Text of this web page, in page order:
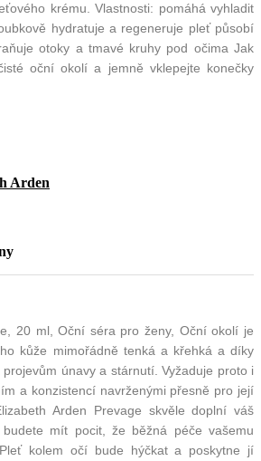
krému. Vlastnosti: pomáhá vyhladit
hydratuje a regeneruje pleť působí
otoky a tmavé kruhy pod očima Jak
oční okolí a jemně vklepejte konečky
Arden
20 ml, Oční séra pro ženy, Oční okolí je
kůže mimořádně tenká a křehká a díky
únavy a stárnutí. Vyžaduje proto i
a konzistencí navrženými přesně pro její
Arden Prevage skvěle doplní váš
mít pocit, že běžná péče vašemu
kolem očí bude hýčkat a poskytne jí